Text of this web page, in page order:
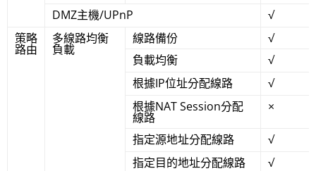
DMZ主機/UPnP
√
策略
路由
多線路均衡
負載
線路備份
√
負載均衡
√
根據IP位址分配線路
√
根據NAT Session分配
線路
×
指定源地址分配線路
√
指定目的地址分配線路
√